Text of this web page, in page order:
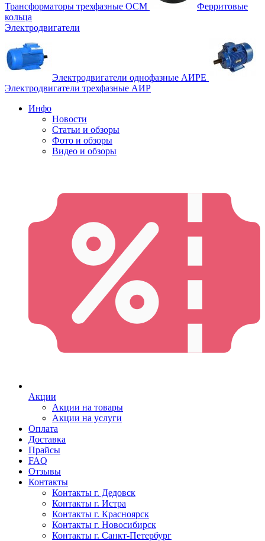
Трансформаторы трехфазные ОСМ
Ферритовые
кольца
Электродвигатели
Электродвигатели однофазные АИРЕ
Электродвигатели трехфазные АИР
Инфо
Новости
Статьи и обзоры
Фото и обзоры
Видео и обзоры
Акции
Акции на товары
Акции на услуги
Оплата
Доставка
Прайсы
FAQ
Отзывы
Контакты
Контакты г. Дедовск
Контакты г. Истра
Контакты г. Красноярск
Контакты г. Новосибирск
Контакты г. Санкт-Петербург